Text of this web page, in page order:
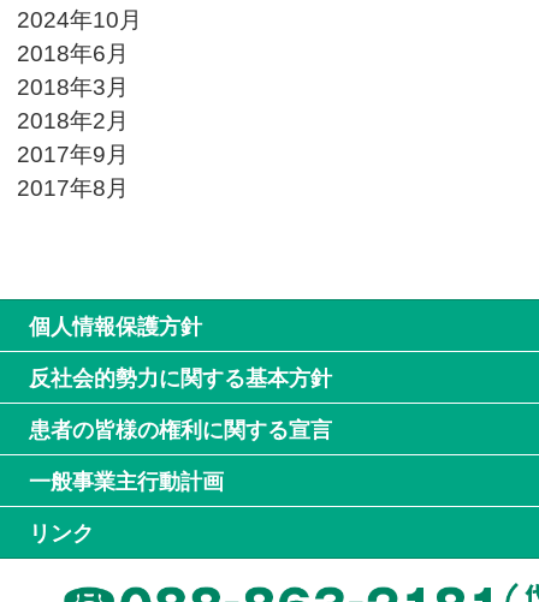
2024年10月
2018年6月
2018年3月
2018年2月
2017年9月
2017年8月
個人情報保護方針
反社会的勢力に関する基本方針
患者の皆様の権利に関する宣言
一般事業主行動計画
リンク